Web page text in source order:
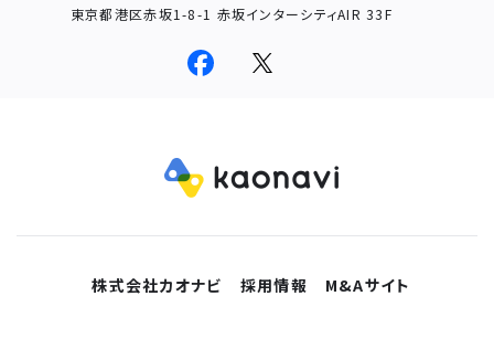
東京都港区赤坂1-8-1 赤坂インターシティAIR 33F
株式会社カオナビ 採用情報 M&Aサイト